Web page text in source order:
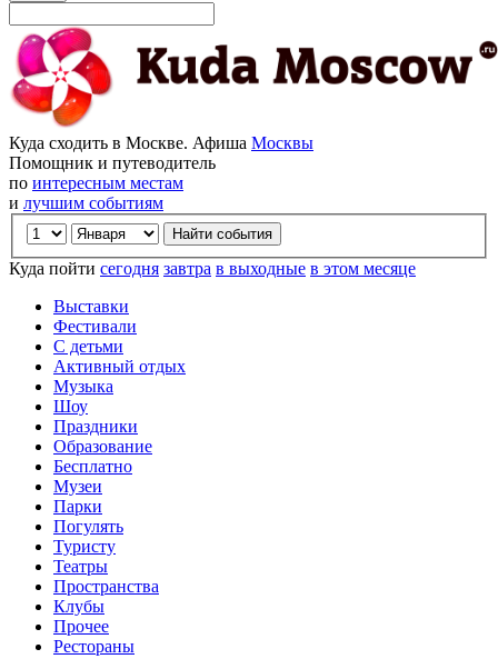
Куда сходить в Москве. Афиша Москвы
Помощник и путеводитель
по интересным местам
и лучшим событиям
Куда пойти сегодня завтра в выходные в этом месяце
Выставки
Фестивали
С детьми
Активный отдых
Музыка
Шоу
Праздники
Образование
Бесплатно
Музеи
Парки
Погулять
Туристу
Театры
Пространства
Клубы
Прочее
Рестораны